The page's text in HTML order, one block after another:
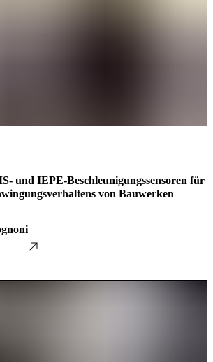
und IEPE-Beschleunigungssensoren für
von Bauwerken